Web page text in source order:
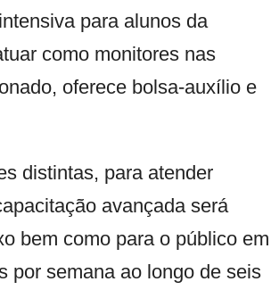
para alunos da
como monitores nas
oferece bolsa-auxílio e
distintas, para atender
avançada será
bem como para o público em
por semana ao longo de seis